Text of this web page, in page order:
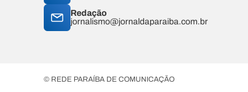
Redação
jornalismo@jornaldaparaiba.com.br
© REDE PARAÍBA DE COMUNICAÇÃO